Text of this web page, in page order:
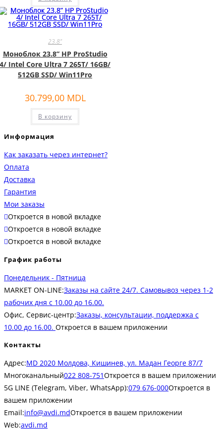
23.8"
Моноблок 23.8” HP ProStudio
4/ Intel Core Ultra 7 265T/ 16GB/
512GB SSD/ Win11Pro
30.799,00 MDL
В корзину
Информация
Как заказать через интернет?
Оплата
Доставка
Гарантия
Мои заказы
Откроется в новой вкладке
Откроется в новой вкладке
Откроется в новой вкладке
График работы
Понедельник - Пятница
MARKET ON-LINE:Заказы на сайте 24/7. Самовывоз через 1-2
рабочих дня с 10.00 до 16.00.
Офис, Сервис-центр:Заказы, консультации, поддержка с
10.00 до 16.00. Откроется в вашем приложении
Контакты
Адрес:MD 2020 Молдова, Кишинев, ул. Мадан Георге 87/7
Многоканальный022 808-751Откроется в вашем приложении
5G LINE (Telegram, Viber, WhatsApp):079 676-000Откроется в
вашем приложении
Email:info@avdi.mdОткроется в вашем приложении
Web:avdi.md